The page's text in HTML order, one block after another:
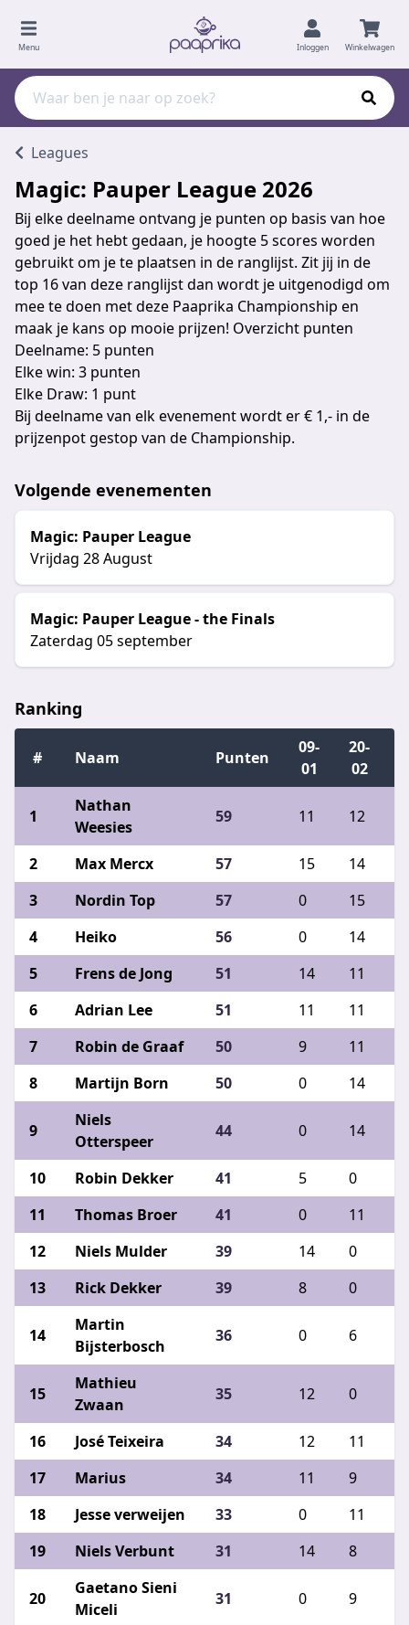
Menu Inloggen Winkelwagen
Leagues
Magic: Pauper League 2026
Bij elke deelname ontvang je punten op basis van hoe
goed je het hebt gedaan, je hoogte 5 scores worden
gebruikt om je te plaatsen in de ranglijst. Zit jij in de
top 16 van deze ranglijst dan wordt je uitgenodigd om
mee te doen met deze Paaprika Championship en
maak je kans op mooie prijzen! Overzicht punten
Deelname: 5 punten
Elke win: 3 punten
Elke Draw: 1 punt
Bij deelname van elk evenement wordt er € 1,- in de
prijzenpot gestop van de Championship.
Volgende evenementen
Magic: Pauper League
Vrijdag 28 August
Magic: Pauper League - the Finals
Zaterdag 05 september
Ranking
# Naam Punten
09-
01
20-
02
Nathan
Weesies
59 11 12
Max Mercx 57 15 14
Nordin Top
57 0 15
Heiko
56 0 14
Frens de Jong
51 14 11
Adrian Lee
51 11 11
Robin de Graaf
50 9 11
Martijn Born
50 0 14
Niels
Otterspeer
44 0 14
Robin Dekker 41 5 0
Thomas Broer
41 0 11
Niels Mulder
39 14 0
Rick Dekker
39 8 0
Martin
Bijsterbosch
36 0 6
Mathieu
Zwaan
35 12 0
José Teixeira 34 12 11
Marius
34 11 9
Jesse verweijen
33 0 11
Niels Verbunt
31 14 8
Gaetano Sieni
Miceli
31 0 9